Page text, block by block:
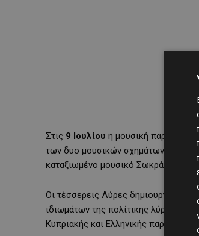
Στις 9 Ιουλίου η μουσική παράσταση
των δυο μουσικών σχημάτων «
καταξιωμένο μουσικό Σωκράτη
Οι τέσσερεις Λύρες δημιουργούν
ιδιωμάτων της πολίτικης λύρας,
Κυπριακής και Ελληνικής